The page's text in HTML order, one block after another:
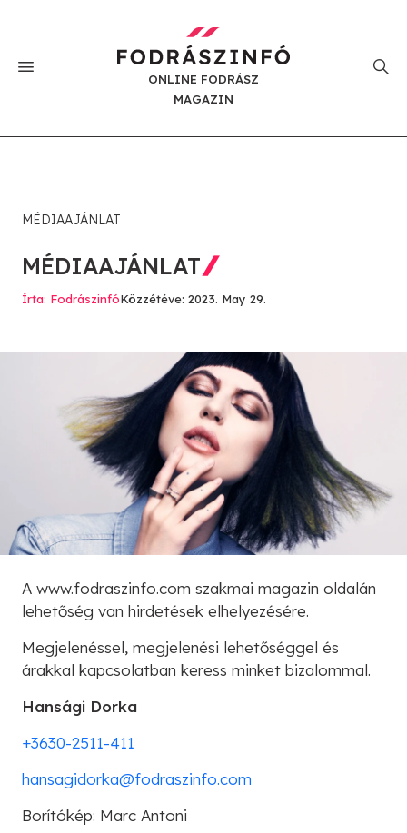
ONLINE FODRÁSZ
MAGAZIN
MÉDIAAJÁNLAT
MÉDIAAJÁNLAT
Írta: FodrászinfóKözzétéve: 2023. May 29.
A www.fodraszinfo.com szakmai magazin oldalán
lehetőség van hirdetések elhelyezésére.
Megjelenéssel, megjelenési lehetőséggel és
árakkal kapcsolatban keress minket bizalommal.
Hansági Dorka
+3630-2511-411
hansagidorka@fodraszinfo.com
Borítókép: Marc Antoni